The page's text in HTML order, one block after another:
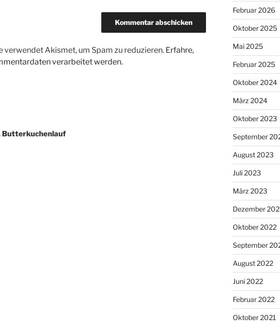
verwendet Akismet, um Spam zu reduzieren. Erfahre,
verarbeitet werden.
Butterkuchenlauf
Februar 2026
Oktober 2025
Mai 2025
Februar 2025
Oktober 2024
März 2024
Oktober 2023
September
August 2023
Juli 2023
März 2023
Dezember
Oktober 2022
September
August 2022
Juni 2022
Februar 2022
Oktober 2021